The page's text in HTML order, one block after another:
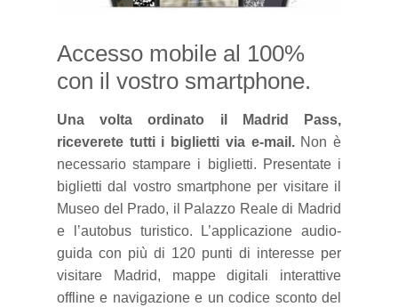
Accesso mobile al 100%
con il vostro smartphone.
Una volta ordinato il Madrid Pass,
riceverete tutti i biglietti via e-mail.Non è
necessario stampare i biglietti. Presentate i
biglietti dal vostro smartphone per visitare il
Museo del Prado, il Palazzo Reale di Madrid
e l’autobus turistico. L’applicazione audio-
guida con più di 120 punti di interesse per
visitare Madrid, mappe digitali interattive
offline e navigazione e uncodice sconto del